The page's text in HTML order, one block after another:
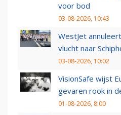
voor bod
03-08-2026, 10:43
WestJet
vlucht naar
03-08-2026, 10:02
VisionSafe wijst
gevaren rook in
01-08-2026, 8:00